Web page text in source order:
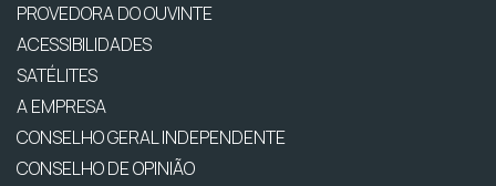
PROVEDORA DO OUVINTE
ACESSIBILIDADES
SATÉLITES
A EMPRESA
CONSELHO GERAL INDEPENDENTE
CONSELHO DE OPINIÃO